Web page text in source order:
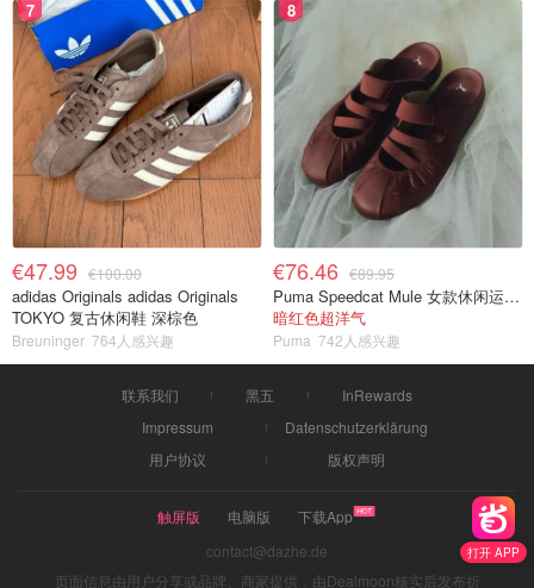
打开 APP
7
€47.99 €100.00
adidas Originals adidas Originals
TOKYO 复古休闲鞋 深棕色
Breuninger 764人感兴趣
8
€76.46 €89.95
Puma Speedcat Mule 女款休闲运动鞋
暗红色超洋气
Puma 742人感兴趣
联系我们 黑五
InRewards
Impressum
Datenschutzerklärung
用户协议
版权声明
触屏版 电脑版
下载App
contact@dazhe.de
页面信息由用户分享或品牌、商家提供，由Dealmoon核实后发布折